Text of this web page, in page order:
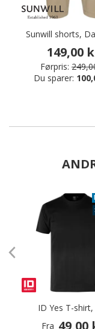
Sunwill shorts,
149,00
Førpris:
Du sparer:
ID Yes T-
Fra